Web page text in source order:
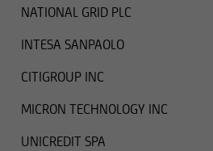
NATIONAL GRID PLC
INTESA SANPAOLO
CITIGROUP INC
MICRON TECHNOLOGY INC
UNICREDIT SPA